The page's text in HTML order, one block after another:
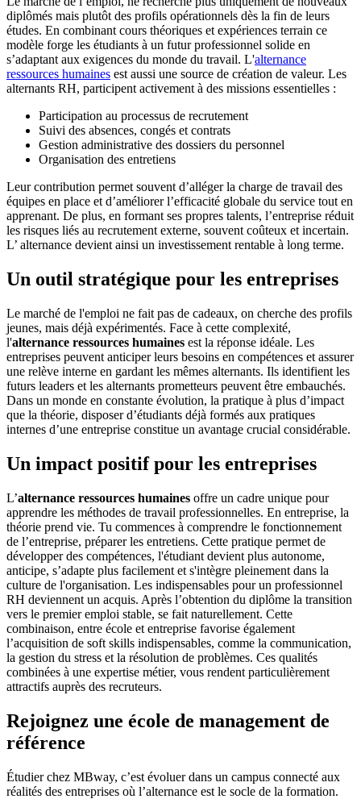
diplômés mais plutôt des profils opérationnels dès la fin de leurs
études. En combinant cours théoriques et expériences terrain ce
modèle forge les étudiants à un futur professionnel solide en
s’adaptant aux exigences du monde du travail. L'alternance
ressources humaines est aussi une source de création de valeur. Les
alternants RH, participent activement à des missions essentielles :
Participation au processus de recrutement
Suivi des absences, congés et contrats
Gestion administrative des dossiers du personnel
Organisation des entretiens
Leur contribution permet souvent d’alléger la charge de travail des
équipes en place et d’améliorer l’efficacité globale du service tout en
apprenant. De plus, en formant ses propres talents, l’entreprise réduit
les risques liés au recrutement externe, souvent coûteux et incertain.
L’ alternance devient ainsi un investissement rentable à long terme.
Un outil stratégique pour les entreprises
Le marché de l'emploi ne fait pas de cadeaux, on cherche des profils
jeunes, mais déjà expérimentés. Face à cette complexité,
l'alternance ressources humaines est la réponse idéale. Les
entreprises peuvent anticiper leurs besoins en compétences et assurer
une relève interne en gardant les mêmes alternants. Ils identifient les
futurs leaders et les alternants prometteurs peuvent être embauchés.
Dans un monde en constante évolution, la pratique à plus d’impact
que la théorie, disposer d’étudiants déjà formés aux pratiques
internes d’une entreprise constitue un avantage crucial considérable.
Un impact positif pour les entreprises
L’alternance ressources humaines offre un cadre unique pour
apprendre les méthodes de travail professionnelles. En entreprise, la
théorie prend vie. Tu commences à comprendre le fonctionnement
de l’entreprise, préparer les entretiens. Cette pratique permet de
développer des compétences, l'étudiant devient plus autonome,
anticipe, s’adapte plus facilement et s'intègre pleinement dans la
culture de l'organisation. Les indispensables pour un professionnel
RH deviennent un acquis. Après l’obtention du diplôme la transition
vers le premier emploi stable, se fait naturellement. Cette
combinaison, entre école et entreprise favorise également
l’acquisition de soft skills indispensables, comme la communication,
la gestion du stress et la résolution de problèmes. Ces qualités
combinées à une expertise métier, vous rendent particulièrement
attractifs auprès des recruteurs.
Rejoignez une école de management de
référence
Étudier chez MBway, c’est évoluer dans un campus connecté aux
réalités des entreprises où l’alternance est le socle de la formation.